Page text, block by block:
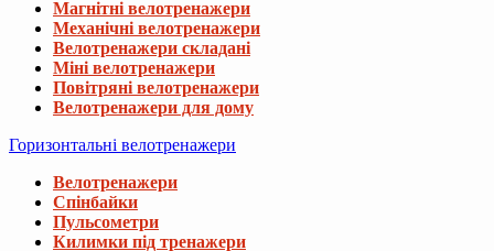
Магнітні велотренажери
Механічні велотренажери
Велотренажери складані
Міні велотренажери
Повітряні велотренажери
Велотренажери для дому
Горизонтальні велотренажери
Велотренажери
Спінбайки
Пульсометри
Килимки під тренажери